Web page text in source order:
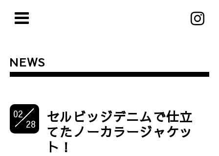
NEWS
02
28
セルビッジデニムで仕立
てたノーカラージャケッ
ト！